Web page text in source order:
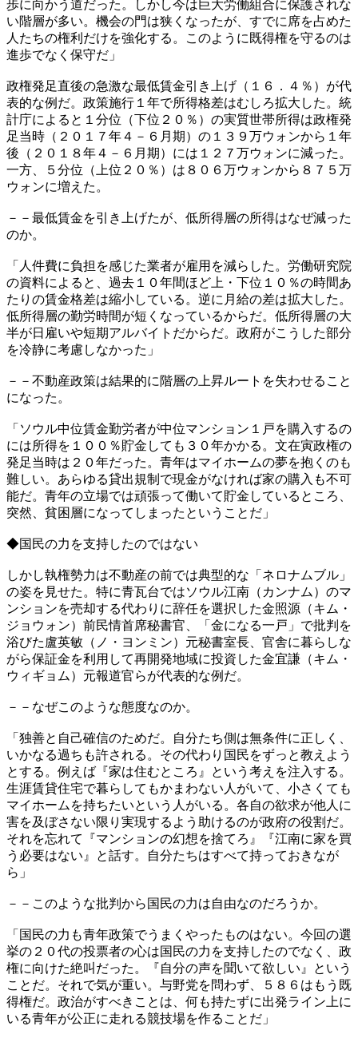
歩に向かう道だった。しかし今は巨大労働組合に保護されな
い階層が多い。機会の門は狭くなったが、すでに席を占めた
人たちの権利だけを強化する。このように既得権を守るのは
進歩でなく保守だ」
政権発足直後の急激な最低賃金引き上げ（１６．４％）が代
表的な例だ。政策施行１年で所得格差はむしろ拡大した。統
計庁によると１分位（下位２０％）の実質世帯所得は政権発
足当時（２０１７年４－６月期）の１３９万ウォンから１年
後（２０１８年４－６月期）には１２７万ウォンに減った。
一方、５分位（上位２０％）は８０６万ウォンから８７５万
ウォンに増えた。
－－最低賃金を引き上げたが、低所得層の所得はなぜ減った
のか。
「人件費に負担を感じた業者が雇用を減らした。労働研究院
の資料によると、過去１０年間ほど上・下位１０％の時間あ
たりの賃金格差は縮小している。逆に月給の差は拡大した。
低所得層の勤労時間が短くなっているからだ。低所得層の大
半が日雇いや短期アルバイトだからだ。政府がこうした部分
を冷静に考慮しなかった」
－－不動産政策は結果的に階層の上昇ルートを失わせること
になった。
「ソウル中位賃金勤労者が中位マンション１戸を購入するの
には所得を１００％貯金しても３０年かかる。文在寅政権の
発足当時は２０年だった。青年はマイホームの夢を抱くのも
難しい。あらゆる貸出規制で現金がなければ家の購入も不可
能だ。青年の立場では頑張って働いて貯金しているところ、
突然、貧困層になってしまったということだ」
◆国民の力を支持したのではない
しかし執権勢力は不動産の前では典型的な「ネロナムブル」
の姿を見せた。特に青瓦台ではソウル江南（カンナム）のマ
ンションを売却する代わりに辞任を選択した金照源（キム・
ジョウォン）前民情首席秘書官、「金になる一戸」で批判を
浴びた盧英敏（ノ・ヨンミン）元秘書室長、官舎に暮らしな
がら保証金を利用して再開発地域に投資した金宜謙（キム・
ウィギョム）元報道官らが代表的な例だ。
－－なぜこのような態度なのか。
「独善と自己確信のためだ。自分たち側は無条件に正しく、
いかなる過ちも許される。その代わり国民をずっと教えよう
とする。例えば『家は住むところ』という考えを注入する。
生涯賃貸住宅で暮らしてもかまわない人がいて、小さくても
マイホームを持ちたいという人がいる。各自の欲求が他人に
害を及ぼさない限り実現するよう助けるのが政府の役割だ。
それを忘れて『マンションの幻想を捨てろ』『江南に家を買
う必要はない』と話す。自分たちはすべて持っておきなが
ら」
－－このような批判から国民の力は自由なのだろうか。
「国民の力も青年政策でうまくやったものはない。今回の選
挙の２０代の投票者の心は国民の力を支持したのでなく、政
権に向けた絶叫だった。『自分の声を聞いて欲しい』という
ことだ。それで気が重い。与野党を問わず、５８６はもう既
得権だ。政治がすべきことは、何も持たずに出発ライン上に
いる青年が公正に走れる競技場を作ることだ」